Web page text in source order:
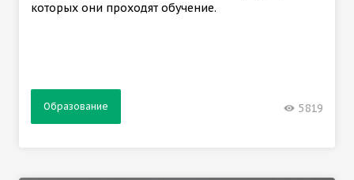
которых они проходят обучение.
Образование 5819